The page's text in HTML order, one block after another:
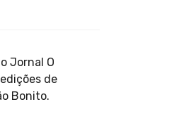
Jornal O
de
Bonito.